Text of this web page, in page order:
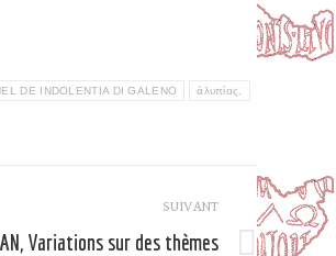
DE INDOLENTIA DI GALENO ἀλυπίας.
SUIVANT
Variations sur des thèmes